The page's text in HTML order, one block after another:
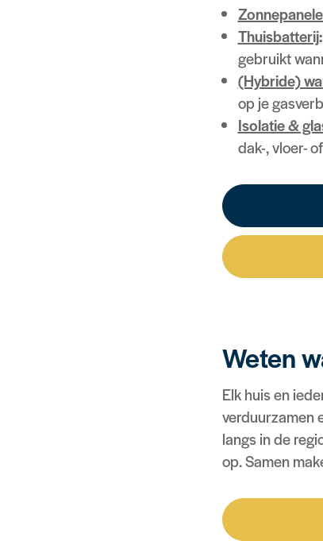
Thuisbatterij:
gebruikt
(Hybride)
op je
Isolatie &
dak-, vloer-
Weten
Elk huis en
verduurzamen
langs in de
op. Samen